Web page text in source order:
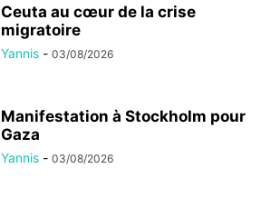
Ceuta au cœur de la crise
migratoire
Yannis - 03/08/2026
Manifestation à Stockholm pour
Gaza
Yannis - 03/08/2026